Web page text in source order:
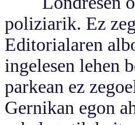
poliziarik. Ez
Editorialaren
ingelesen lehen
parkean ez
Gernikan egon